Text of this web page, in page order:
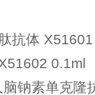
抗体
0.1ml
钠素单克隆